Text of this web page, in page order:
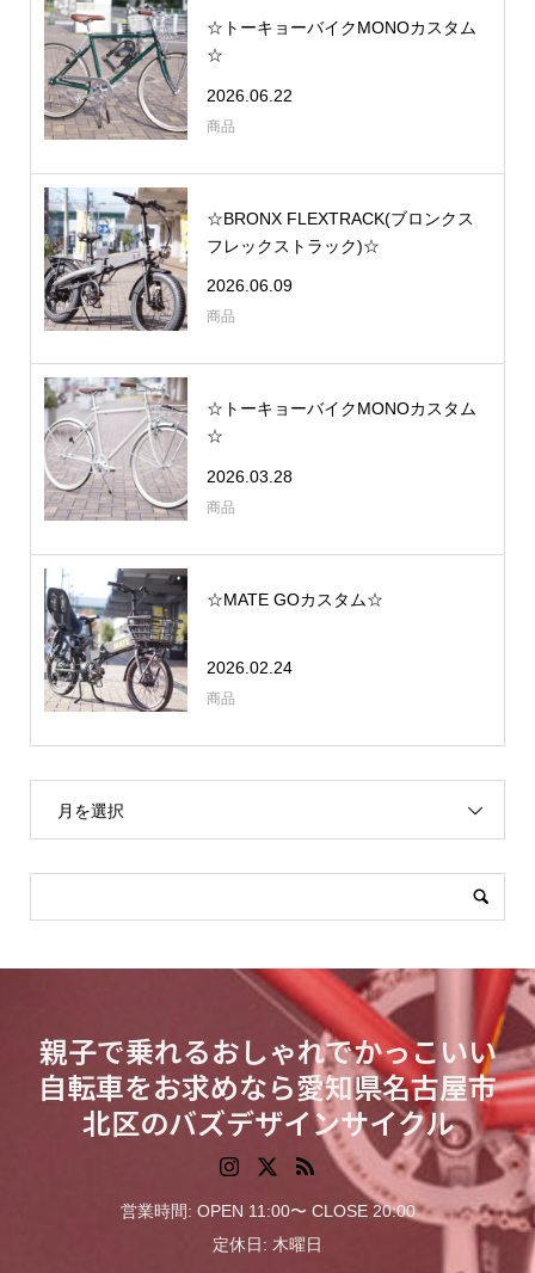
☆トーキョーバイクMONOカスタム
☆
2026.06.22
商品
☆BRONX FLEXTRACK(ブロンクス
フレックストラック)☆
2026.06.09
商品
☆トーキョーバイクMONOカスタム
☆
2026.03.28
商品
☆MATE GOカスタム☆
2026.02.24
商品
月を選択
親子で乗れるおしゃれでかっこいい
自転車をお求めなら愛知県名古屋市
北区のバズデザインサイクル
営業時間: OPEN 11:00〜 CLOSE 20:00
定休日: 木曜日